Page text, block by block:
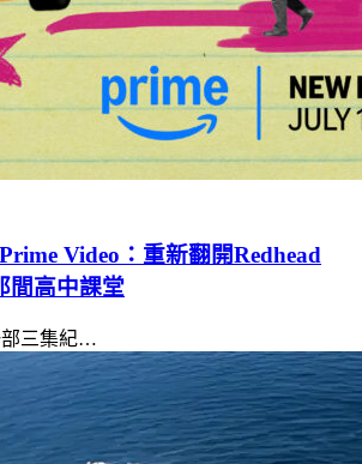
Video：重新翻開Redhead
間高中課堂
部三集紀…